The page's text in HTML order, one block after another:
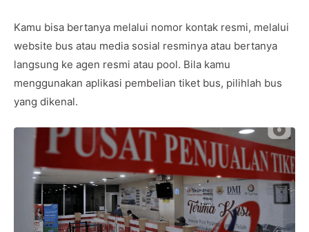
Kamu bisa bertanya melalui nomor kontak resmi, melalui
website bus atau media sosial resminya atau bertanya
langsung ke agen resmi atau pool. Bila kamu
menggunakan aplikasi pembelian tiket bus, pilihlah bus
yang dikenal.